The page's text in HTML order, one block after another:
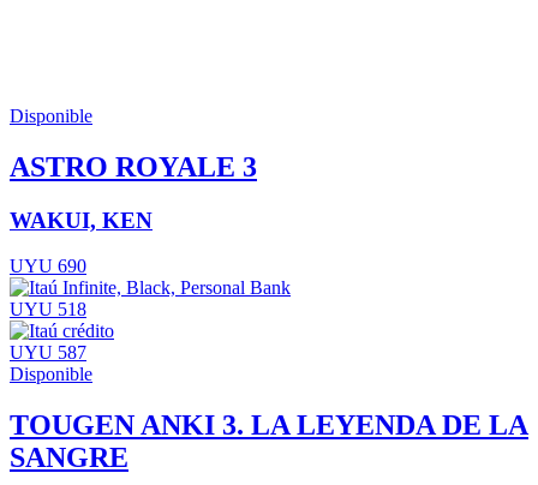
Disponible
ASTRO ROYALE 3
WAKUI, KEN
UYU 690
UYU 518
UYU 587
Disponible
TOUGEN ANKI 3. LA LEYENDA DE LA
SANGRE